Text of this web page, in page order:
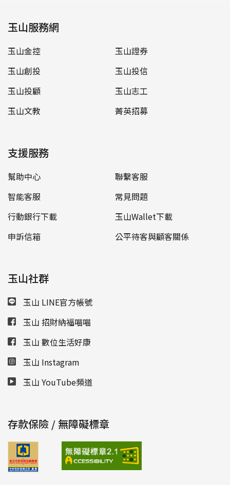
玉山服務網
玉山金控
玉山證券
玉山創投
玉山投信
玉山投顧
玉山志工
玉山文教
菁英招募
支援服務
幫助中心
聯繫客服
智能客服
常見問題
行動銀行下載
玉山Wallet下載
申訴信箱
公平待客與顧客關係
玉山社群
玉山 LINE官方帳號
玉山 招財納福喵喵
玉山 數位生活好康
玉山 Instagram
玉山 YouTube頻道
存款保險 / 無障礙標章